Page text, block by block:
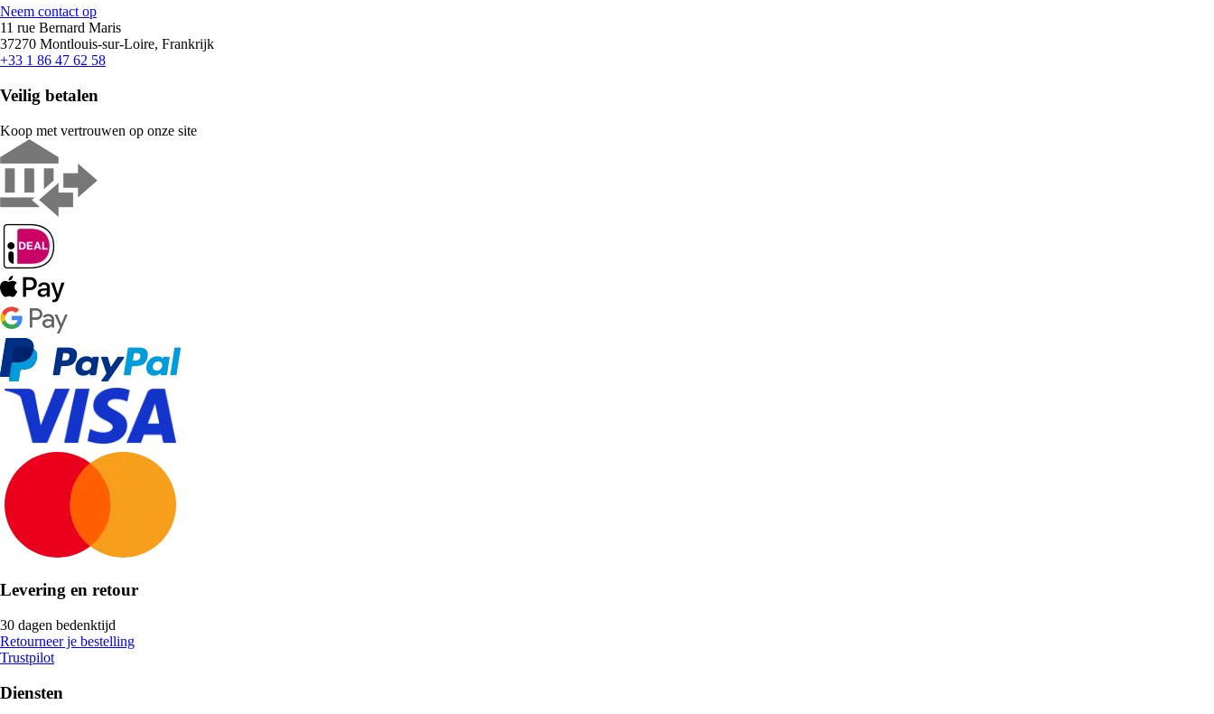
Neem contact op
11 rue Bernard Maris
37270 Montlouis-sur-Loire, Frankrijk
+33 1 86 47 62 58
Veilig betalen
Koop met vertrouwen op onze site
Levering en retour
30 dagen bedenktijd
Retourneer je bestelling
Trustpilot
Diensten